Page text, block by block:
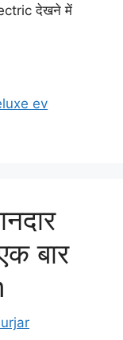
देखने में
ev
बार